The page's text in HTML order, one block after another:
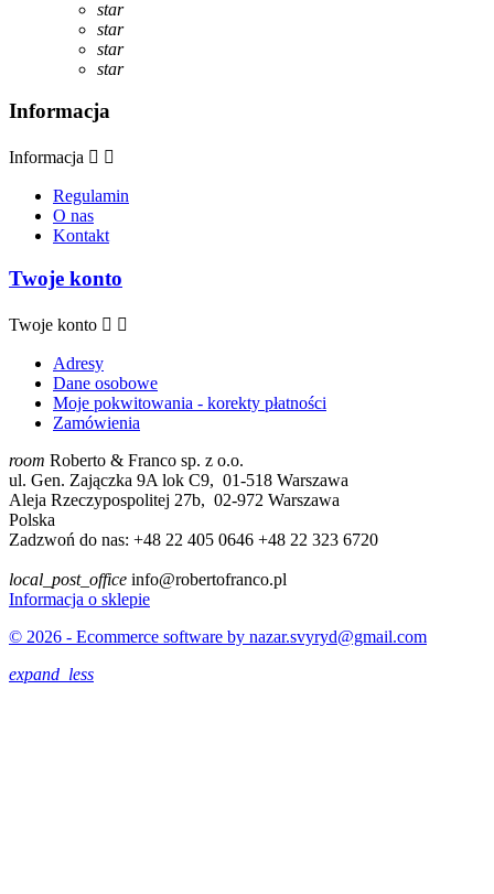
star
star
star
star
Informacja
Informacja  
Regulamin
O nas
Kontakt
Twoje konto
Twoje konto  
Adresy
Dane osobowe
Moje pokwitowania - korekty płatności
Zamówienia
room Roberto & Franco sp. z o.o.
ul. Gen. Zajączka 9A lok C9, 01-518 Warszawa
Aleja Rzeczypospolitej 27b, 02-972 Warszawa
Polska
Zadzwoń do nas: +48 22 405 0646 +48 22 323 6720
local_post_office info@robertofranco.pl
Informacja o sklepie
© 2026 - Ecommerce software by nazar.svyryd@gmail.com
expand_less